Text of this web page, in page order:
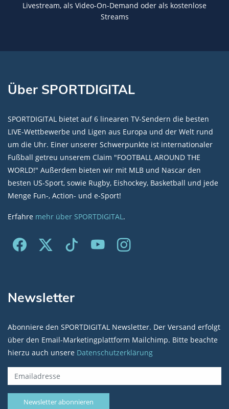
Livestream, als Video-On-Demand oder als kostenlose
Streams
Über SPORTDIGITAL
SPORTDIGITAL bietet auf 6 linearen TV-Sendern die besten
LIVE-Wettbewerbe und Ligen aus Europa und der Welt rund
um die Uhr. Einer unserer Schwerpunkte ist internationaler
Fußball getreu unserem Claim "FOOTBALL AROUND THE
WORLD!" Außerdem bieten wir mit MLB und Nascar den
besten US-Sport, sowie Rugby, Eishockey, Basketball und jede
Menge Fun-, Action- und e-Sport!
Erfahre mehr über SPORTDIGITAL.
Newsletter
Abonniere den SPORTDIGITAL Newsletter. Der Versand erfolgt
über den Email-Marketingplattform Mailchimp. Bitte beachte
hierzu auch unsere Datenschutzerklärung